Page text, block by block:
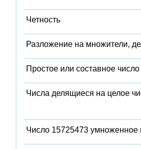
Четность
Разложение на множители,
Простое или составное число
Числа делящиеся на целое
Число 15725473 умноженное